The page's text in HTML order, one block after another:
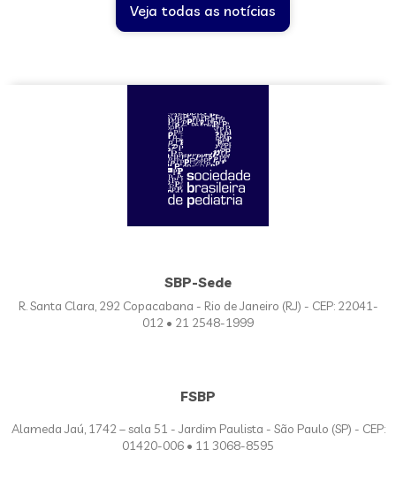
Veja todas as notícias
SBP-Sede
R. Santa Clara, 292 Copacabana - Rio de Janeiro (RJ) - CEP: 22041-
012 • 21 2548-1999
FSBP
Alameda Jaú, 1742 – sala 51 - Jardim Paulista - São Paulo (SP) - CEP:
01420-006 • 11 3068-8595